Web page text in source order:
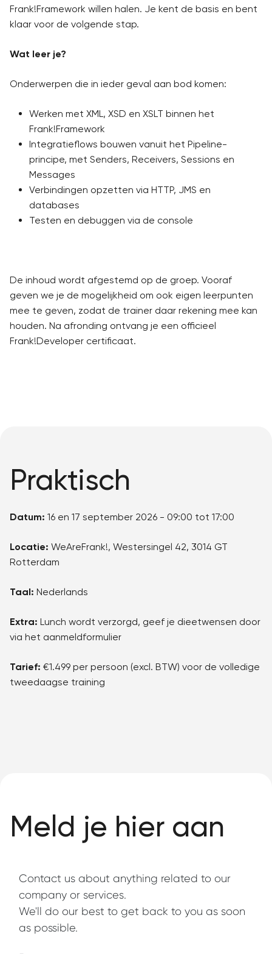
Frank!Framework willen halen. Je kent de basis en bent
klaar voor de volgende stap.
Wat leer je?
Onderwerpen die in ieder geval aan bod komen:
Werken met XML, XSD en XSLT binnen het
Frank!Framework
Integratieflows bouwen vanuit het Pipeline-
principe, met Senders, Receivers, Sessions en
Messages
Verbindingen opzetten via HTTP, JMS en
databases
Testen en debuggen via de console
De inhoud wordt afgestemd op de groep. Vooraf
geven we je de mogelijkheid om ook eigen leerpunten
mee te geven, zodat de trainer daar rekening mee kan
houden. Na afronding ontvang je een officieel
Frank!Developer certificaat.
Praktisch
Datum: 16 en 17 september 2026 - 09:00 tot 17:00
Locatie: WeAreFrank!, Westersingel 42, 3014 GT
Rotterdam
Taal: Nederlands
Extra: Lunch wordt verzorgd, geef je dieetwensen door
via het aanmeldformulier
Tarief: €1.499 per persoon (excl. BTW) voor de volledige
tweedaagse training
Meld je hier aan